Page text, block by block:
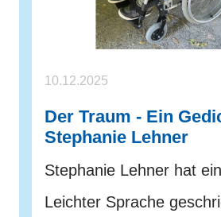
10.12.2025
Der Traum - Ein
Stephanie Lehner
Stephanie Lehner hat
Leichter Sprache